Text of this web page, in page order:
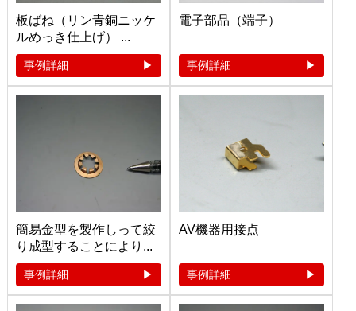
板ばね（リン青銅ニッケ
ルめっき仕上げ） ...
事例詳細
電子部品（端子）
事例詳細
簡易金型を製作しって絞
り成型することにより...
事例詳細
AV機器用接点
事例詳細